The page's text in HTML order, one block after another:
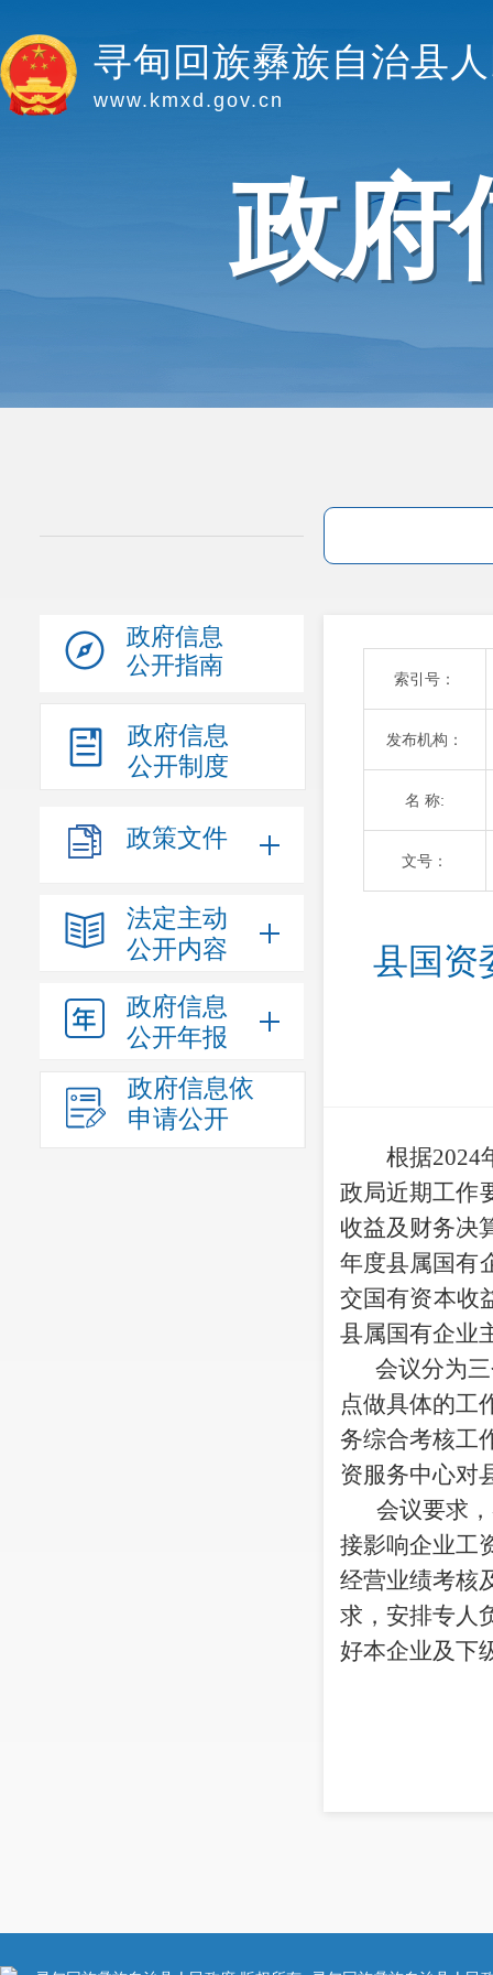
寻甸回族彝族自治县
www.kmxd.gov.cn
政府
政府信息
公开指南
政府信息
公开制度
政策文件
法定主动
公开内容
政府信息
公开年报
政府信息依
申请公开
索引号：
发布机构：
名 称:
文号：
县国资
根据2024
政局近期工作
收益及财务决
年度县属国有
交国有资本收
县属国有企业
会议分为
点做具体的工
务综合考核工
资服务中心对
会议要求
接影响企业工
经营业绩考核
求，安排专人
好本企业及下